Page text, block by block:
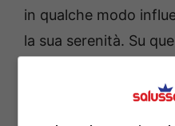
in qualche modo
la sua serenità. Su